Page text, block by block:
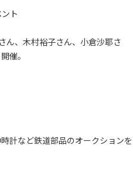
ト
ん、木村裕子さん、小倉沙耶さ
催。
計など鉄道部品のオークションを